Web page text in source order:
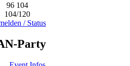
96 104
104/120
/ Status
Party